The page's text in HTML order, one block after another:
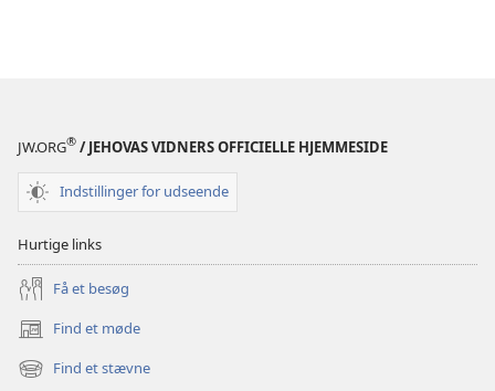
JW.ORG® / JEHOVAS VIDNERS OFFICIELLE HJEMMESIDE
Indstillinger for udseende
Hurtige links
Få et besøg
Find et møde
(åbner
nyt
vindue)
Find et stævne
(åbner